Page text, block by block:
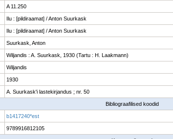
A 11.250
Ilu : [pildiraamat] / Anton Suurkask
Ilu : [pildiraamat] / Anton Suurkask
Suurkask, Anton
Wiljandis : A. Suurkask, 1930 (Tartu : H. Laakmann)
Wiljandis
1930
A. Suurkask'i lastekirjandus ; nr. 50
Bibliograafilised koodid
b1417240*est
9789916812105